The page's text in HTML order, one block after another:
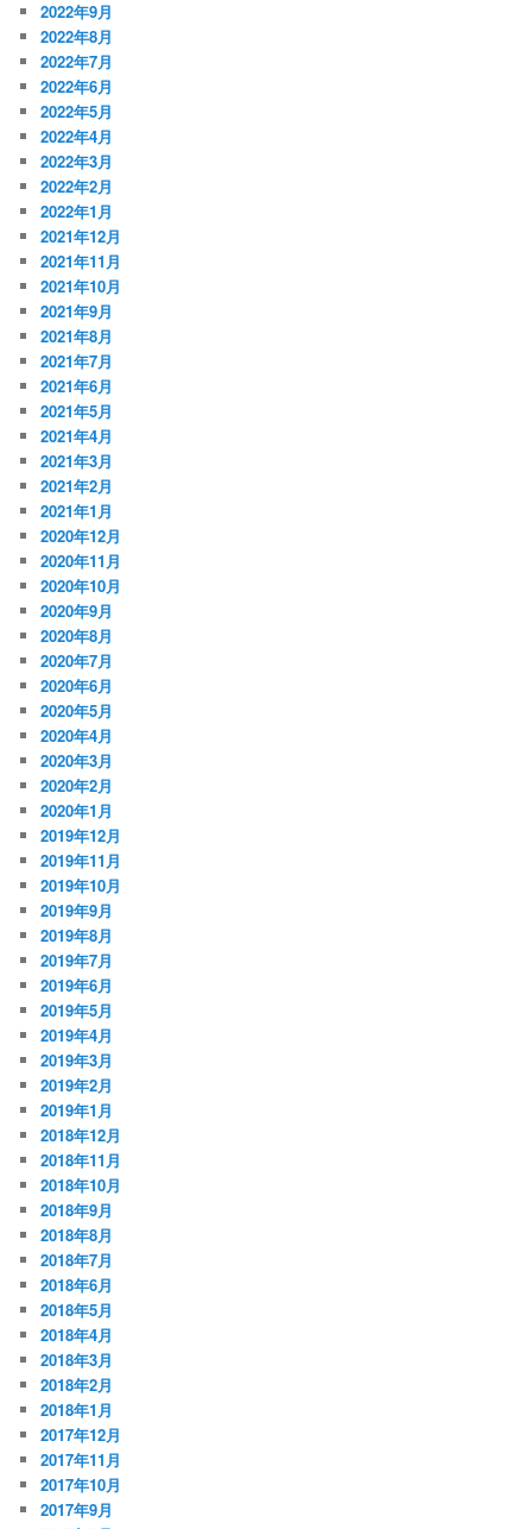
2022年9月
2022年8月
2022年7月
2022年6月
2022年5月
2022年4月
2022年3月
2022年2月
2022年1月
2021年12月
2021年11月
2021年10月
2021年9月
2021年8月
2021年7月
2021年6月
2021年5月
2021年4月
2021年3月
2021年2月
2021年1月
2020年12月
2020年11月
2020年10月
2020年9月
2020年8月
2020年7月
2020年6月
2020年5月
2020年4月
2020年3月
2020年2月
2020年1月
2019年12月
2019年11月
2019年10月
2019年9月
2019年8月
2019年7月
2019年6月
2019年5月
2019年4月
2019年3月
2019年2月
2019年1月
2018年12月
2018年11月
2018年10月
2018年9月
2018年8月
2018年7月
2018年6月
2018年5月
2018年4月
2018年3月
2018年2月
2018年1月
2017年12月
2017年11月
2017年10月
2017年9月